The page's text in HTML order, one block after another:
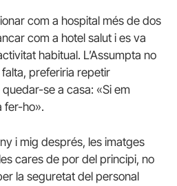
com a hospital més de dos
com a hotel salut i es va
habitual. L’Assumpta no
preferiria repetir
se a casa: «Si em
fer-ho».
i mig després, les imatges
cares de por del principi, no
la seguretat del personal